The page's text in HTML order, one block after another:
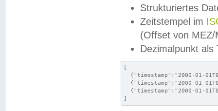
Strukturiertes
Zeitstempel im
(Offset von MEZ/
Dezimalpunkt als
[
{"timestamp":"2000-01-
{"timestamp":"2000-01-
{"timestamp":"2000-01-
]